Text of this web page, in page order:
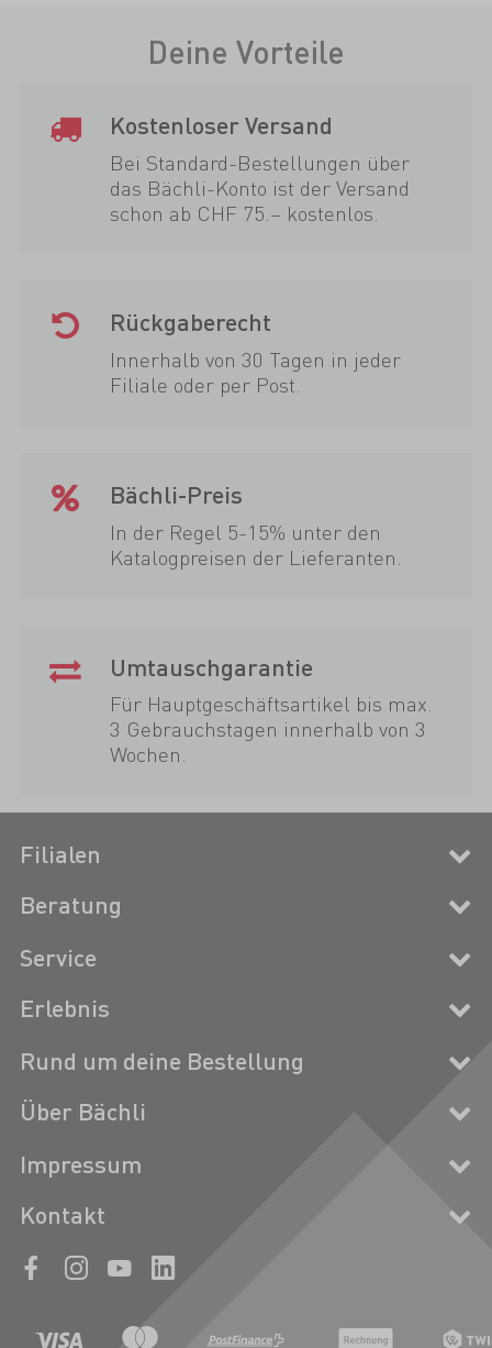
Deine Vorteile
Kostenloser Versand
Bei Standard-Bestellungen über
das Bächli-Konto ist der Versand
schon ab CHF 75.– kostenlos.
Rückgaberecht
Innerhalb von 30 Tagen in jeder
Filiale oder per Post.
Bächli-Preis
In der Regel 5-15% unter den
Katalogpreisen der Lieferanten.
Umtauschgarantie
Für Hauptgeschäftsartikel bis max.
3 Gebrauchstagen innerhalb von 3
Wochen.
Filialen
Beratung
Service
Erlebnis
Rund um deine Bestellung
Über Bächli
Impressum
Kontakt